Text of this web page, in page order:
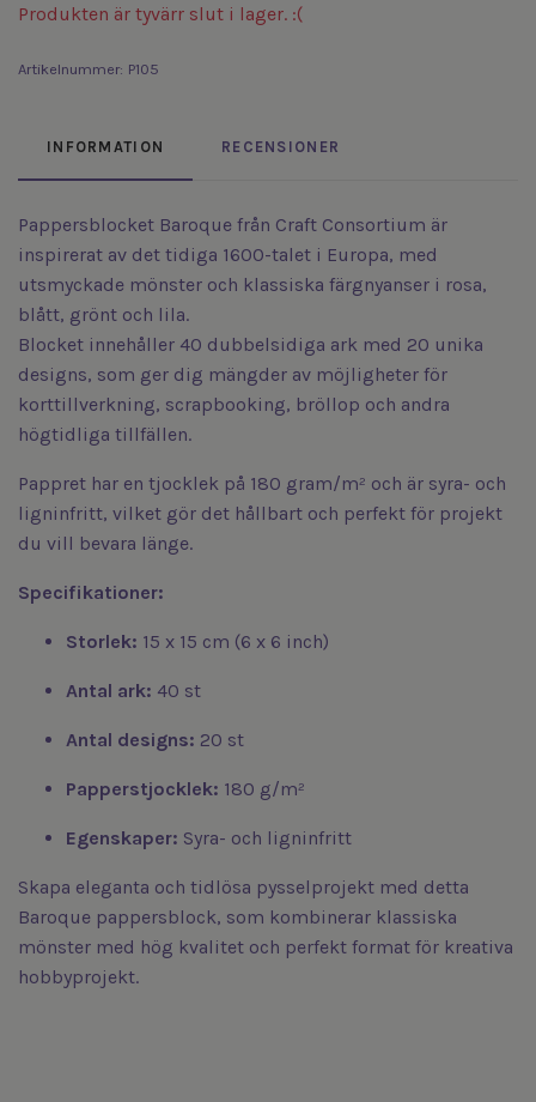
Produkten är tyvärr slut i lager. :(
Artikelnummer: P105
INFORMATION RECENSIONER
Pappersblocket Baroque från Craft Consortium är
inspirerat av det tidiga 1600-talet i Europa, med
utsmyckade mönster och klassiska färgnyanser i rosa,
blått, grönt och lila.
Blocket innehåller 40 dubbelsidiga ark med 20 unika
designs, som ger dig mängder av möjligheter för
korttillverkning, scrapbooking, bröllop och andra
högtidliga tillfällen.
Pappret har en tjocklek på 180 gram/m² och är syra- och
ligninfritt, vilket gör det hållbart och perfekt för projekt
du vill bevara länge.
Specifikationer:
Storlek: 15 x 15 cm (6 x 6 inch)
Antal ark: 40 st
Antal designs: 20 st
Papperstjocklek: 180 g/m²
Egenskaper: Syra- och ligninfritt
Skapa eleganta och tidlösa pysselprojekt med detta
Baroque pappersblock, som kombinerar klassiska
mönster med hög kvalitet och perfekt format för kreativa
hobbyprojekt.